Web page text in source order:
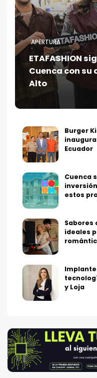
APERTURA
ETAFASHION
Cuenca con su
Alto
Burger
Ecuador
Cuenca
estos
Sabores
ideales
y Loja